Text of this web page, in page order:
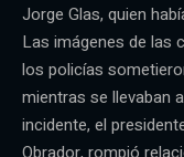
Jorge Glas, quien
Las imágenes de las
los policías
mientras se llevaban
incidente, el
Obrador, rompió